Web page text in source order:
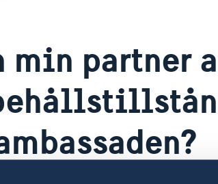
min partner